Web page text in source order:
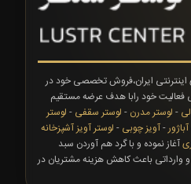
اینترنتی ایران،فروش تخصصی خود در
خود رابا هدف عرضه مستقیم
- لوستر مدرن - لوستر سقفی - لوستر
-آویز چوبی - لوستر آویز آشپزخانه
آغاز نموده و با گرد هم آوردن سبد
وارداتی باعث کاهش هزینه مشتریان در